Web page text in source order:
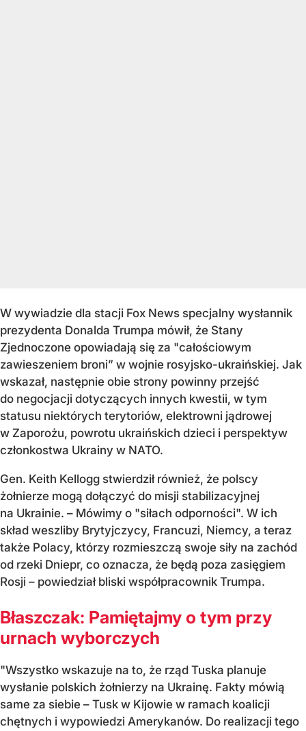
W wywiadzie dla stacji Fox News specjalny wysłannik
prezydenta Donalda Trumpa mówił, że Stany
Zjednoczone opowiadają się za "całościowym
zawieszeniem broni” w wojnie rosyjsko-ukraińskiej. Jak
wskazał, następnie obie strony powinny przejść
do negocjacji dotyczących innych kwestii, w tym
statusu niektórych terytoriów, elektrowni jądrowej
w Zaporożu, powrotu ukraińskich dzieci i perspektyw
członkostwa Ukrainy w NATO.
Gen. Keith Kellogg stwierdził również, że polscy
żołnierze mogą dołączyć do misji stabilizacyjnej
na Ukrainie. – Mówimy o "siłach odporności". W ich
skład weszliby Brytyjczycy, Francuzi, Niemcy, a teraz
także Polacy, którzy rozmieszczą swoje siły na zachód
od rzeki Dniepr, co oznacza, że będą poza zasięgiem
Rosji – powiedział bliski współpracownik Trumpa.
Błaszczak: Pamiętajmy o tym przy
urnach wyborczych
"Wszystko wskazuje na to, że rząd Tuska planuje
wysłanie polskich żołnierzy na Ukrainę. Fakty mówią
same za siebie – Tusk w Kijowie w ramach koalicji
chętnych i wypowiedzi Amerykanów. Do realizacji tego